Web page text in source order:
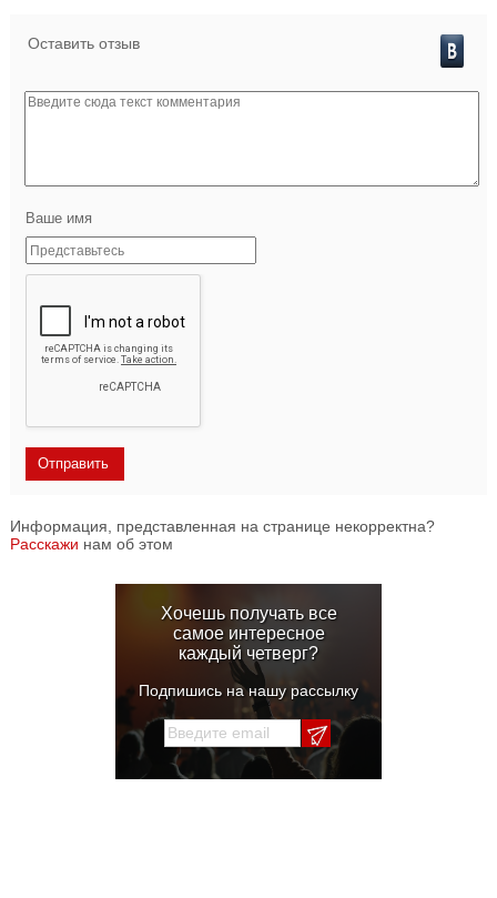
Оставить отзыв
Ваше имя
Информация, представленная на странице некорректна?
Расскажи нам об этом
Хочешь получать все
самое интересное
каждый четверг?
Подпишись на нашу рассылку